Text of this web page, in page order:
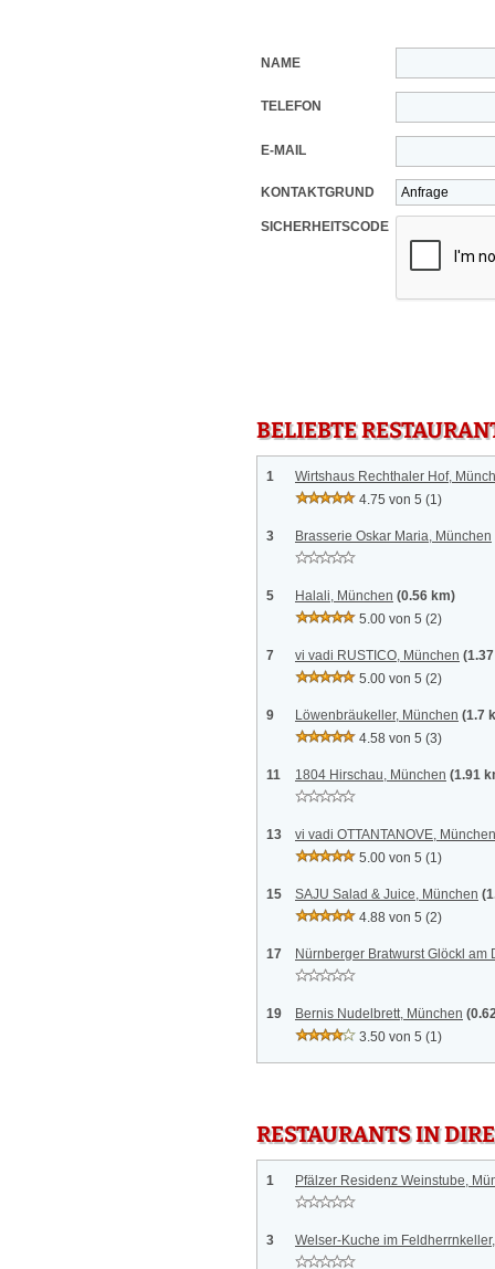
NAME
TELEFON
E-MAIL
KONTAKTGRUND
SICHERHEITSCODE
BELIEBTE
1
Wirtshaus Rechthaler Hof,
4.75 von 5 (1)
3 Brasserie Oskar Maria, München
5 Halali, München (0.56 km)
5.00 von 5 (2)
7 vi vadi RUSTICO, München
5.00 von 5 (2)
9 Löwenbräukeller, München (1.7
4.58 von 5 (3)
11 1804 Hirschau, München (1.91
13
vi vadi OTTANTANOVE, München
5.00 von 5 (1)
15 SAJU Salad & Juice, München
4.88 von 5 (2)
17 Nürnberger Bratwurst Glöckl am
19 Bernis Nudelbrett, München
3.50 von 5 (1)
RESTAURANTS IN
1 Pfälzer Residenz Weinstube,
3 Welser-Kuche im